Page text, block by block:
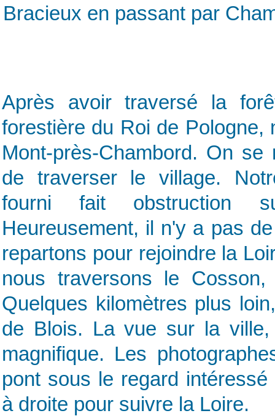
Bracieux en passant par
Après avoir traversé la
forestière du Roi de Pologne,
Mont-près-Chambord. On se
de traverser le village.
fourni fait obstruction
Heureusement, il n'y a pas
repartons pour rejoindre la
nous traversons le
Quelques kilomètres plus
de Blois. La vue sur la
magnifique. Les
pont sous le regard
à droite pour suivre la Loire.